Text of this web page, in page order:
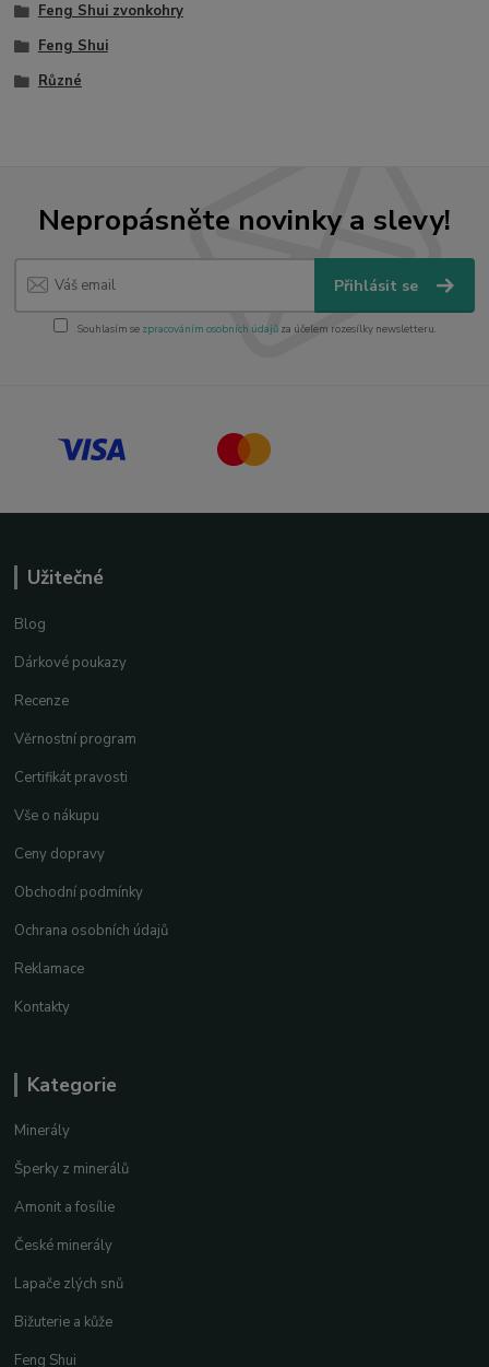
Feng Shui zvonkohry
Feng Shui
Různé
Nepropásněte novinky a slevy!
Přihlásit se
Souhlasím se zpracováním osobních údajůza účelem rozesílky newsletteru.
Užitečné
Blog
Dárkové poukazy
Recenze
Věrnostní program
Certifikát pravosti
Vše o nákupu
Ceny dopravy
Obchodní podmínky
Ochrana osobních údajů
Reklamace
Kontakty
Kategorie
Minerály
Šperky z minerálů
Amonit a fosílie
České minerály
Lapače zlých snů
Bižuterie a kůže
Feng Shui